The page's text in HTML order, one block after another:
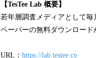
【TesTee Lab 概要】
若年層調査メディアとして
ペーパーの無料ダウンロード
URL： https://lab.testee.co